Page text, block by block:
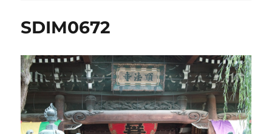
SDIM0672